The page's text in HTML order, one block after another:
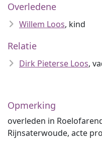
Overledene
Willem Loos, kind
Relatie
Dirk Pieterse Loos,
Opmerking
overleden in
Rijnsaterwoude, acte